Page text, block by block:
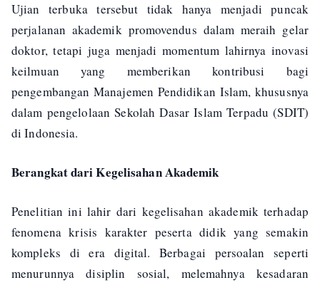
Ujian terbuka tersebut tidak hanya menjadi puncak
perjalanan akademik promovendus dalam meraih gelar
doktor, tetapi juga menjadi momentum lahirnya inovasi
keilmuan yang memberikan kontribusi bagi
pengembangan Manajemen Pendidikan Islam, khususnya
dalam pengelolaan Sekolah Dasar Islam Terpadu (SDIT)
di Indonesia.
Berangkat dari Kegelisahan Akademik
Penelitian ini lahir dari kegelisahan akademik terhadap
fenomena krisis karakter peserta didik yang semakin
kompleks di era digital. Berbagai persoalan seperti
menurunnya disiplin sosial, melemahnya kesadaran